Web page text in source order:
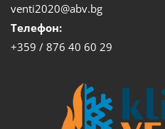
venti2020@abv.bg
Телефон:
+359 / 876 40 60 29